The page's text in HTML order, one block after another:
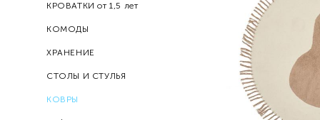
КРОВАТКИ от 1,5 лет
КОМОДЫ
ХРАНЕНИЕ
СТОЛЫ И СТУЛЬЯ
КОВРЫ